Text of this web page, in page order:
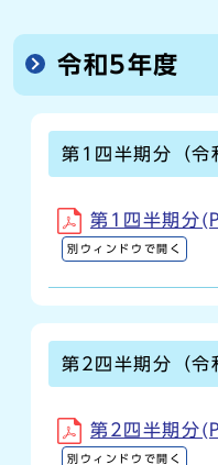
令和5年度
第1四半期分（令
第1四半期分
別ウィンドウで開く
第2四半期分（令
第2四半期分
別ウィンドウで開く